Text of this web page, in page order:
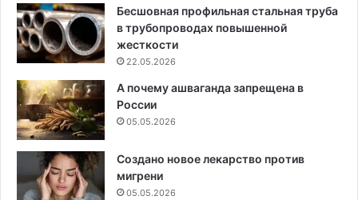
Бесшовная профильная стальная труба
в трубопроводах повышенной
жесткости
22.05.2026
А почему ашваганда запрещена в
России
05.05.2026
Создано новое лекарство против
мигрени
05.05.2026